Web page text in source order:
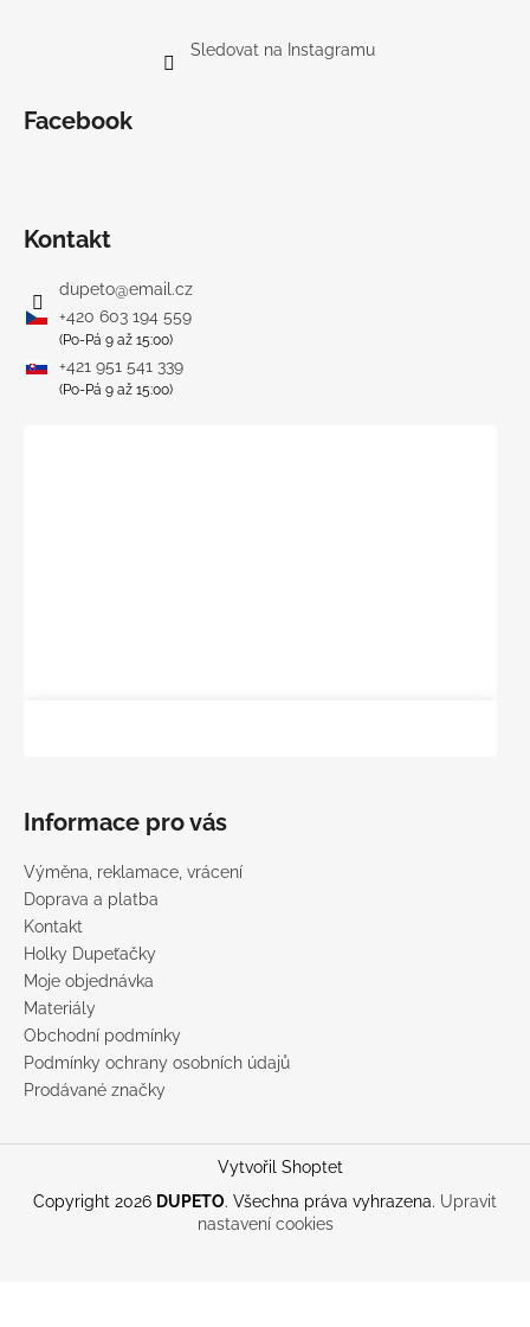
Sledovat na Instagramu
Facebook
Kontakt
dupeto@email.cz
+420 603 194 559
(Po-Pá 9 až 15:00)
+421 951 541 339
(Po-Pá 9 až 15:00)
Informace pro vás
Výměna, reklamace, vrácení
Doprava a platba
Kontakt
Holky Dupeťačky
Moje objednávka
Materiály
Obchodní podmínky
Podmínky ochrany osobních údajů
Prodávané značky
Vytvořil Shoptet
Copyright 2026 DUPETO. Všechna práva vyhrazena. Upravit
nastavení cookies